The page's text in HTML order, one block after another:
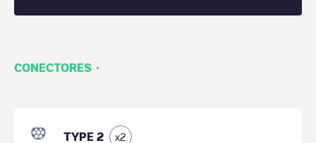
CONECTORES ·
TYPE 2 x2